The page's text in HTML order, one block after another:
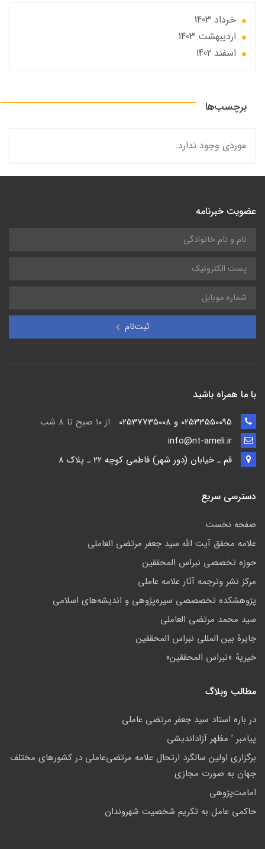
خرداد 1403
ارديبهشت 1403
اسفند 1402
برچسب‌ها
موردی وجود ندارد.
عضویت خبرنامه
ثبت‌نام
با ما همراه باشید
از ۱۰ صبح تا ۸ شب
قم ـ خيابان (دور شهر) فاطمي كوچه 22 ـ پلاک 8
دسترسی سریع
صفحه نخست
علامه محقق آیت الله سید جعفر مرتضی العاملی
حوزه تخصصی نبراس المحققین
مركز نشر وترجمه آثار علامه عاملی
پژوهشكده تخصصصى سیره‌پژوهی و اندیشه‌های اسلامی
سید محمد مرتضی العاملی
جايرهٔ بین المللی نبراس المحققین
خيريهٔ «نبراس المحققين»
مطالب وبلاگ
در باره استاد سید جعفر مرتضی عاملی
پيامبر ’ مظهر آزادانديشی
برگزاری اولین سالگرد ارتحال علامه مرتضی‌عاملی در کشورهای مختلف
جهان به صورت مجازی
امامت‌پژوهى
حاکمى عامل به تکريم شخصيت شهروندان